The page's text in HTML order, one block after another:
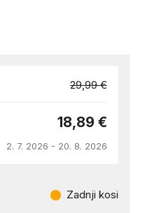
29,99 €
18,89 €
2. 7. 2026 - 20. 8. 2026
Zadnji kosi